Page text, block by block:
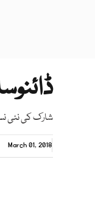
شارک کی نئی
March 01, 2018